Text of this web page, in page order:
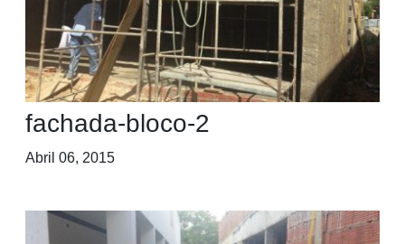
fachada-bloco-2
Abril 06, 2015